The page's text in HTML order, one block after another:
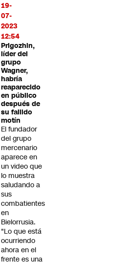
19-
07-
2023
12:54
Prigozhin,
líder del
grupo
Wagner,
habría
reaparecido
en público
después de
su fallido
motín
El fundador
del grupo
mercenario
aparece en
un video que
lo muestra
saludando a
sus
combatientes
en
Bielorrusia.
"Lo que está
ocurriendo
ahora en el
frente es una